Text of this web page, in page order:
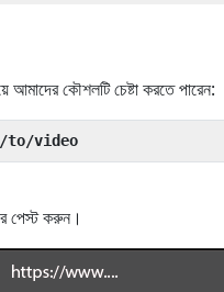
আমাদের কৌশলটি চেষ্টা করতে পারেন:
to/video
পেস্ট করুন।